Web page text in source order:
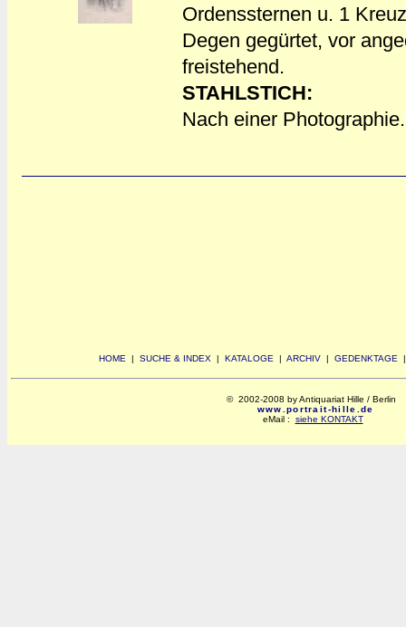
Ordenssternen u. 1
Degen gegürtet, vor
freistehend.
STAHLSTICH:
Nach einer
HOME | SUCHE & INDEX | KATALOGE | ARCHIV | GEDENKTAGE
© 2002-2008 by Antiquariat Hille / Berlin
www.portrait-hille.de
eMail : siehe KONTAKT